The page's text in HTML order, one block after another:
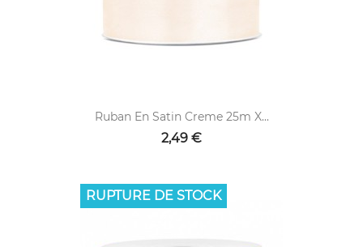
Ruban En Satin Creme 25m X...
2,49 €
RUPTURE DE STOCK